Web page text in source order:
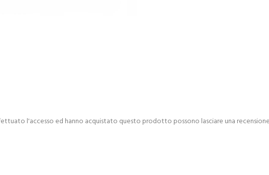
l'accesso ed hanno acquistato questo prodotto possono lasciare una